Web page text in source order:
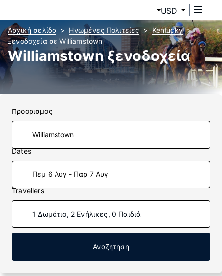
USD
Αρχική σελίδα Ηνωμένες Πολιτείες
Kentucky
Ξενοδοχεία σε Williamstown
Williamstown ξενοδοχεία
Προορισμος
Dates
Πεμ 6 Αυγ - Παρ 7 Αυγ
Travellers
1 Δωμάτιο, 2 Ενήλικες, 0 Παιδιά
Αναζήτηση